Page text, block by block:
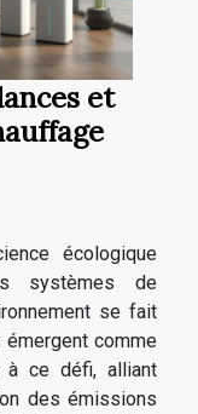
et
écologique
systèmes de
se fait
comme
à ce défi, alliant
des émissions